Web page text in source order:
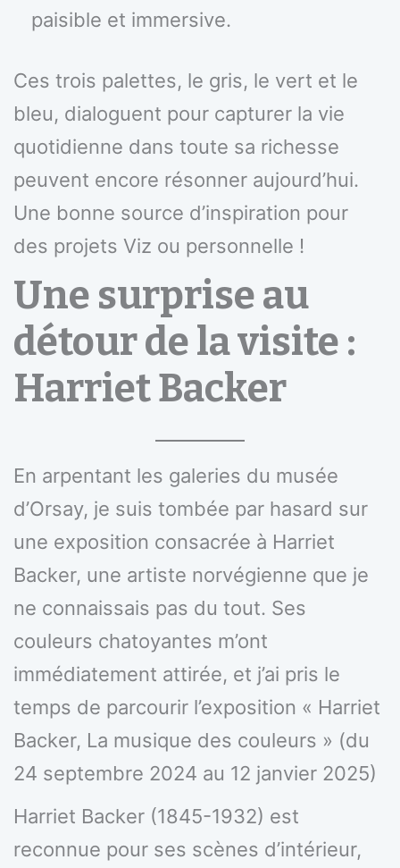
paisible et immersive.
Ces trois palettes, le gris, le vert et le
bleu, dialoguent pour capturer la vie
quotidienne dans toute sa richesse
peuvent encore résonner aujourd’hui.
Une bonne source d’inspiration pour
des projets Viz ou personnelle !
Une surprise au
détour de la visite :
Harriet Backer
En arpentant les galeries du musée
d’Orsay, je suis tombée par hasard sur
une exposition consacrée à Harriet
Backer, une artiste norvégienne que je
ne connaissais pas du tout. Ses
couleurs chatoyantes m’ont
immédiatement attirée, et j’ai pris le
temps de parcourir l’exposition « Harriet
Backer, La musique des couleurs » (du
24 septembre 2024 au 12 janvier 2025)
Harriet Backer (1845-1932) est
reconnue pour ses scènes d’intérieur,